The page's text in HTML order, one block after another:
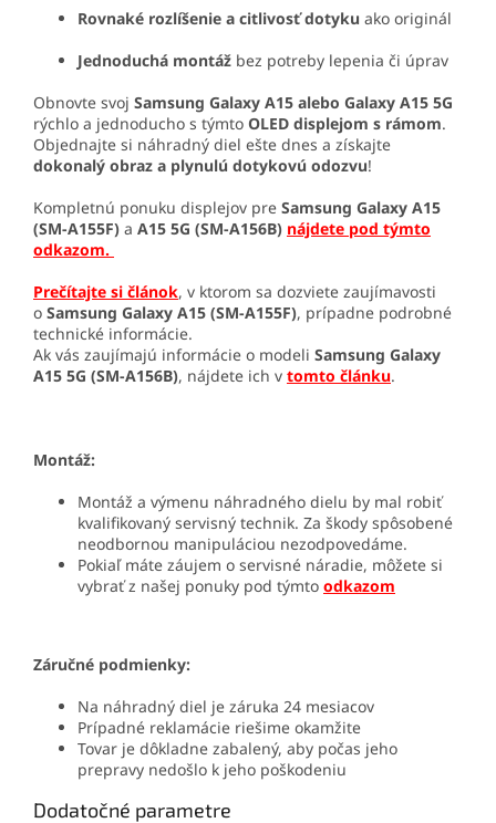
Rovnaké rozlíšenie a citlivosť dotyku ako originál
Jednoduchá montáž bez potreby lepenia či úprav
Obnovte svoj Samsung Galaxy A15 alebo Galaxy A15 5G
rýchlo a jednoducho s týmto OLED displejom s rámom.
Objednajte si náhradný diel ešte dnes a získajte
dokonalý obraz a plynulú dotykovú odozvu!
Kompletnú ponuku displejov pre Samsung Galaxy A15
(SM-A155F) a A15 5G (SM-A156B) nájdete pod týmto
odkazom.
Prečítajte si článok, v ktorom sa dozviete zaujímavosti
o Samsung Galaxy A15 (SM-A155F), prípadne podrobné
technické informácie.
Ak vás zaujímajú informácie o modeli Samsung Galaxy
A15 5G (SM-A156B), nájdete ich v tomto článku.
Montáž:
Montáž a výmenu náhradného dielu by mal robiť
kvalifikovaný servisný technik. Za škody spôsobené
neodbornou manipuláciou nezodpovedáme.
Pokiaľ máte záujem o servisné náradie, môžete si
vybrať z našej ponuky pod týmto odkazom
Záručné podmienky:
Na náhradný diel je záruka 24 mesiacov
Prípadné reklamácie riešime okamžite
Tovar je dôkladne zabalený, aby počas jeho
prepravy nedošlo k jeho poškodeniu
Dodatočné parametre